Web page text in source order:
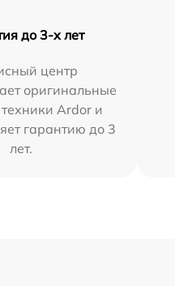
до 3-х лет
центр
оригинальные
Ardor и
гарантию до 3
лет.